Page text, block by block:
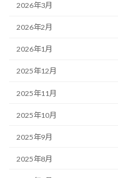
2026年3月
2026年2月
2026年1月
2025年12月
2025年11月
2025年10月
2025年9月
2025年8月